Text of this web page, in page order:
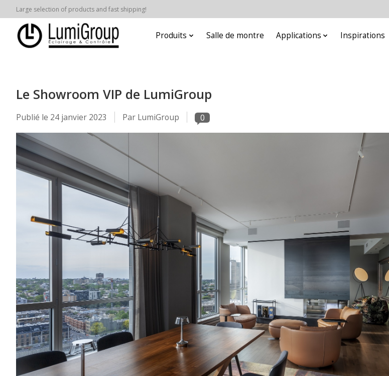
Large selection of products and fast shipping!
Produits Salle de montre Applications Inspirations
Le Showroom VIP de LumiGroup
Publié le 24 janvier 2023 Par LumiGroup 0